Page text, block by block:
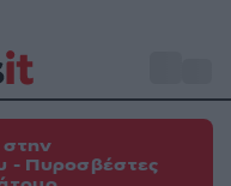
στην
- Πυροσβέστες